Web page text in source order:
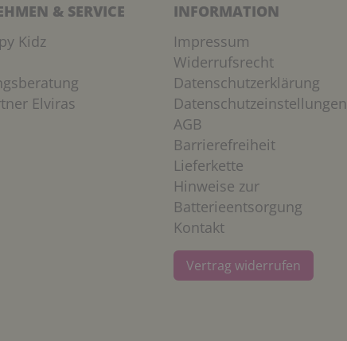
& SERVICE
Kidz
Elviras
INFORMATION
Impressum
Widerrufsrecht
Datenschutzerklärung
Datenschutzeinstellungen
AGB
Barrierefreiheit
Lieferkette
Hinweise zur
Batterieentsorgung
Kontakt
Vertrag widerrufen